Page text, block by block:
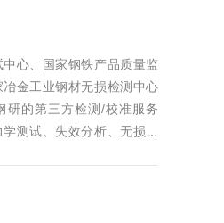
心、国家钢铁产品质量监
金工业钢材无损检测中心
研的第三方检测/校准服务
学测试、失效分析、无损检
——钢铁行业中心”、“金属